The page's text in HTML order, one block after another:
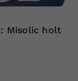
Misolic holt